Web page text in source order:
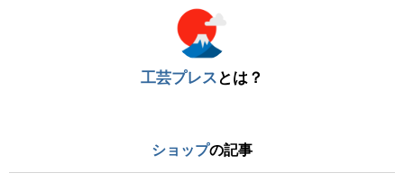
工芸プレス とは？
ショップの記事